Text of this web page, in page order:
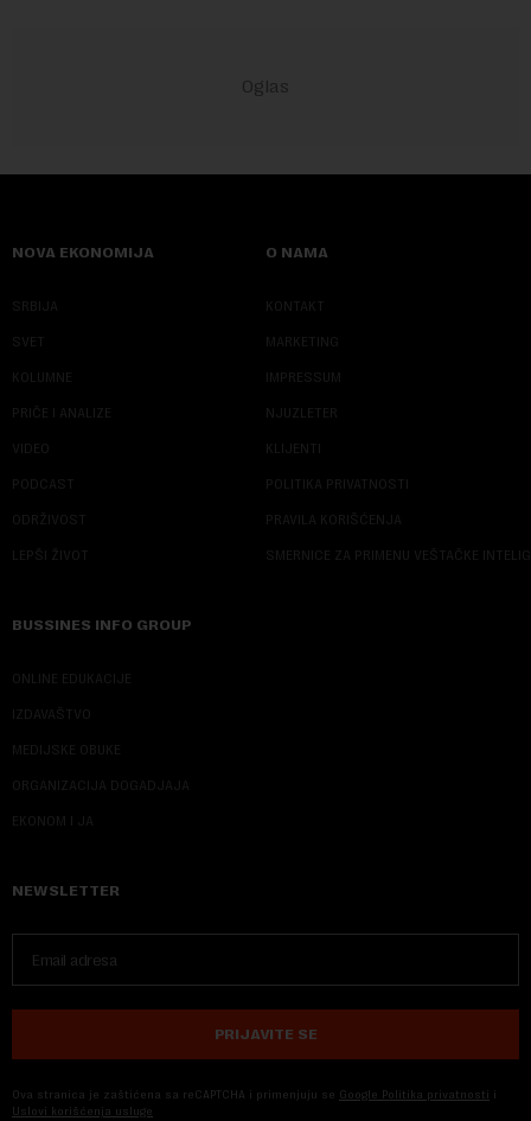
NOVA EKONOMIJA
SRBIJA
SVET
KOLUMNE
PRIČE I ANALIZE
VIDEO
PODCAST
ODRŽIVOST
LEPŠI ŽIVOT
O NAMA
KONTAKT
MARKETING
IMPRESSUM
NJUZLETER
KLIJENTI
POLITIKA PRIVATNOSTI
PRAVILA KORIŠĆENJA
SMERNICE ZA PRIMENU VEŠTAČKE
BUSSINES INFO GROUP
ONLINE EDUKACIJE
IZDAVAŠTVO
MEDIJSKE OBUKE
ORGANIZACIJA DOGADJAJA
EKONOM I JA
NEWSLETTER
PRIJAVITE SE
Ova stranica je zaštićena sa reCAPTCHA i primenjuju se Google Politika privatnosti i
Uslovi korišćenja usluge